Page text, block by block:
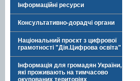
Інформаційні ресурси
Консультативно-дорадчі органи
Національний проєкт з цифрової
грамотності "Дія.Цифрова освіта"
Інформація для громадян України,
які проживають на тимчасово
окупованих територіях